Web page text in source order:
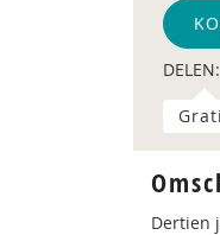
DELEN:
Dertien